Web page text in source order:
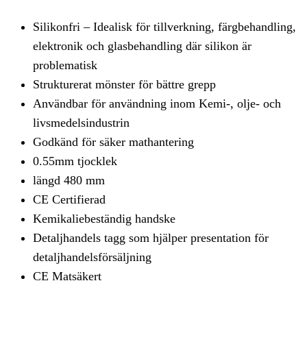
Silikonfri – Idealisk för tillverkning, färgbehandling,
elektronik och glasbehandling där silikon är
problematisk
Strukturerat mönster för bättre grepp
Användbar för användning inom Kemi-, olje- och
livsmedelsindustrin
Godkänd för säker mathantering
0.55mm tjocklek
längd 480 mm
CE Certifierad
Kemikaliebeständig handske
Detaljhandels tagg som hjälper presentation för
detaljhandelsförsäljning
CE Matsäkert